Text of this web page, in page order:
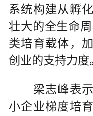
系统构建从孵
壮大的全生命
类培育载体，
创业的支持力度
梁志峰表示
小企业梯度培